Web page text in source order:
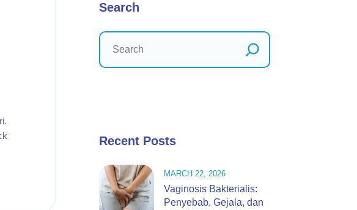
Search
Recent Posts
MARCH 22, 2026
Vaginosis Bakterialis:
Penyebab, Gejala, dan